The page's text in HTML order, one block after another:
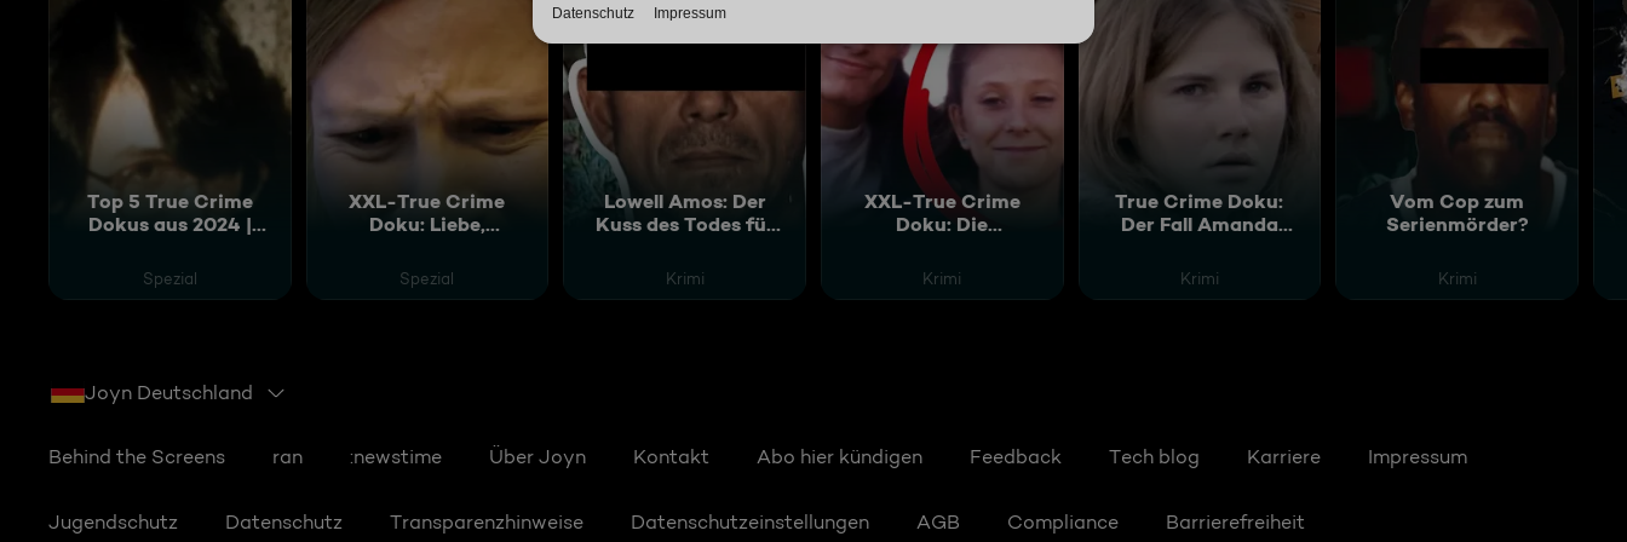
Top 5 True Crime
Dokus aus 2024 |
schlimmsten
Mörder
Spezial
XXL-True Crime
Doku: Liebe,
Spezial
Lowell Amos: Der
Kuss des Todes für
Krimi
XXL-True Crime
Doku: Die
Mordfälle Englands?
Krimi
True Crime Doku:
Der Fall Amanda
Krimi
Vom Cop zum
Serienmörder?
Krimi
Joyn Deutschland
Behind the Screens ran :newstime Über Joyn Kontakt Abo hier kündigen Feedback Tech blog Karriere Impressum
Jugendschutz Datenschutz Transparenzhinweise Datenschutzeinstellungen AGB Compliance Barrierefreiheit